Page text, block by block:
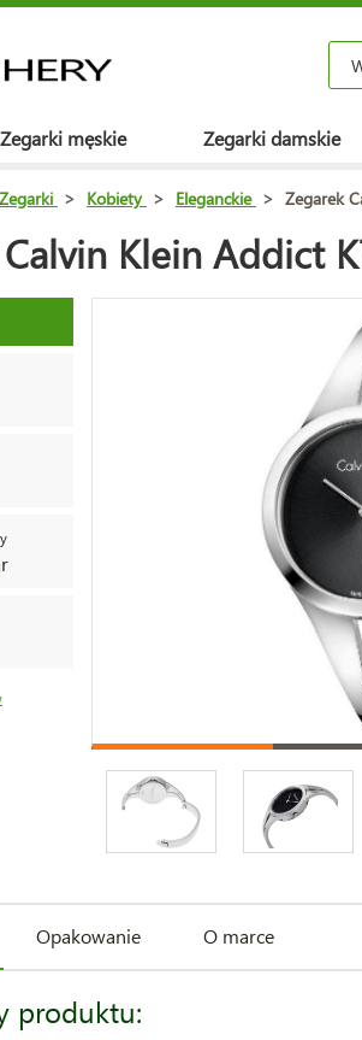
Zegarki męskie Zegarki damskie
Zegarki > Kobiety > Eleganckie > Zegarek
Klein Addict
Opakowanie O marce
produktu: